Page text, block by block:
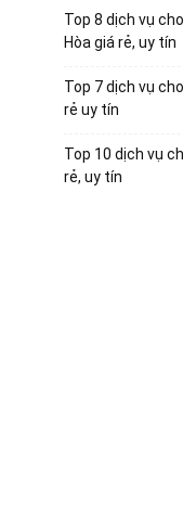
Top 8 dịch vụ
Hòa giá rẻ, uy tín
Top 7 dịch vụ
rẻ uy tín
Top 10 dịch vụ
rẻ, uy tín